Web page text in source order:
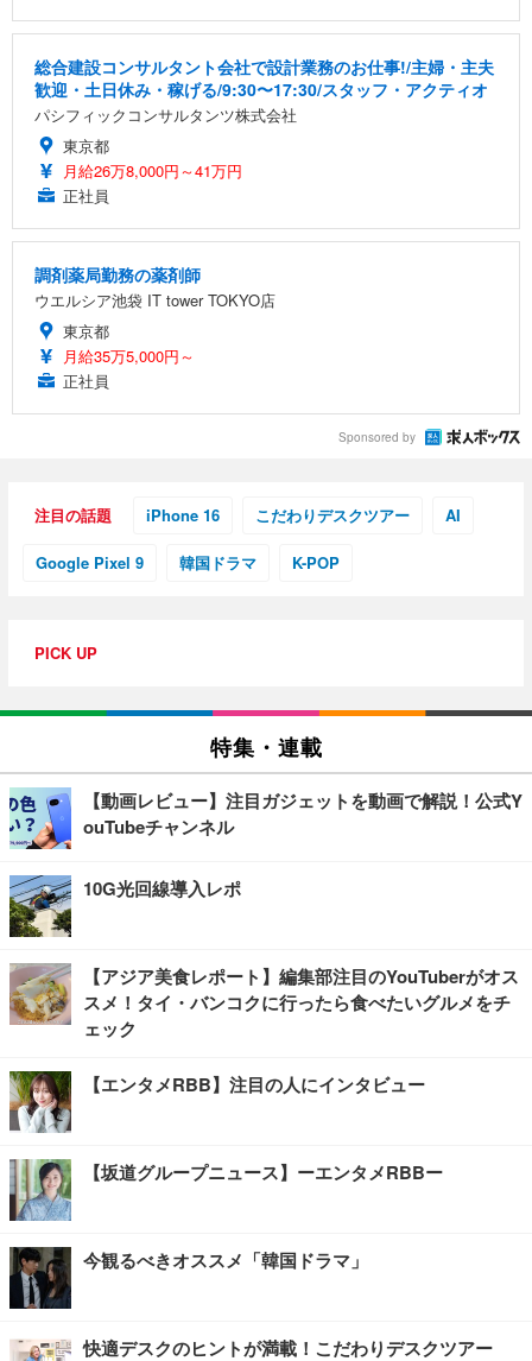
総合建設コンサルタント会社で設計業務のお仕事!/主婦・主夫
歓迎・土日休み・稼げる/9:30〜17:30/スタッフ・アクティオ
パシフィックコンサルタンツ株式会社
東京都
月給26万8,000円～41万円
正社員
調剤薬局勤務の薬剤師
ウエルシア池袋 IT tower TOKYO店
東京都
月給35万5,000円～
正社員
Sponsored by
注目の話題 iPhone 16 こだわりデスクツアー AI
Google Pixel 9 韓国ドラマ K-POP
PICK UP
特集・連載
【動画レビュー】注目ガジェットを動画で解説！公式Y
ouTubeチャンネル
10G光回線導入レポ
【アジア美食レポート】編集部注目のYouTuberがオス
スメ！タイ・バンコクに行ったら食べたいグルメをチ
ェック
【エンタメRBB】注目の人にインタビュー
【坂道グループニュース】ーエンタメRBBー
今観るべきオススメ「韓国ドラマ」
快適デスクのヒントが満載！こだわりデスクツアー